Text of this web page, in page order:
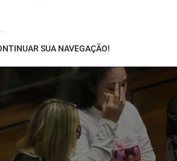
SUA NAVEGAÇÃO!